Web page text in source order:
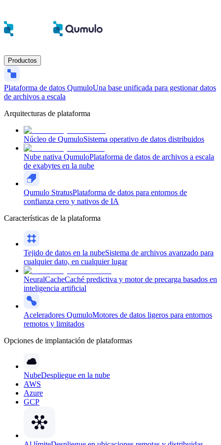
Productos
Plataforma de datos QumuloUna base unificada para gestionar datos
de archivos a escala
Arquitecturas de plataforma
Núcleo de QumuloSistema operativo de datos distribuidos
Nube nativa QumuloPlataforma de datos de archivos a escala
de exabytes en la nube
Qumulo StratusPlataforma de datos para entornos de
confianza cero y nativos de IA
Características de la plataforma
Tejido de datos en la nubeSistema de archivos avanzado para
cualquier dato, en cualquier lugar
NeuralCacheCaché predictiva y motor de precarga basados en
inteligencia artificial
Aceleradores QumuloMotores de datos ligeros para entornos
remotos y limitados
Opciones de implantación de plataformas
NubeDespliegue en la nube
AWS
Azure
GCP